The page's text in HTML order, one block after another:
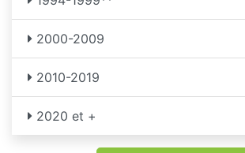
2000-2009
2010-2019
2020 et +